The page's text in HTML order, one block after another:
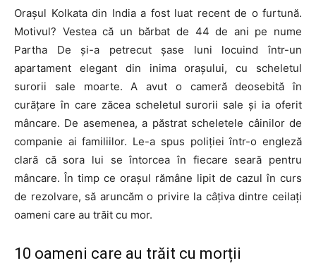
Orașul Kolkata din India a fost luat recent de o furtună.
Motivul? Vestea că un bărbat de 44 de ani pe nume
Partha De și-a petrecut șase luni locuind într-un
apartament elegant din inima orașului, cu scheletul
surorii sale moarte. A avut o cameră deosebită în
curățare în care zăcea scheletul surorii sale și ia oferit
mâncare. De asemenea, a păstrat scheletele câinilor de
companie ai familiilor. Le-a spus poliției într-o engleză
clară că sora lui se întorcea în fiecare seară pentru
mâncare. În timp ce orașul rămâne lipit de cazul în curs
de rezolvare, să aruncăm o privire la câțiva dintre ceilați
oameni care au trăit cu mor.
10 oameni care au trăit cu morții